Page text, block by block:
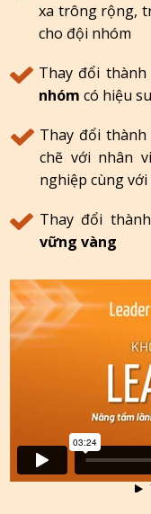
xa trông rộng,
cho đội nhóm
Thay đổi
nhóm có hiệu
Thay đổi thành
chẽ với nhân
nghiệp cùng
Thay đổi
vững vàng